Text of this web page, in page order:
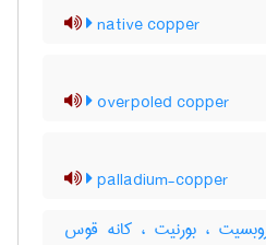
native copper
overpoled copper
palladium-copper
، بورنیت ، کانه قوس